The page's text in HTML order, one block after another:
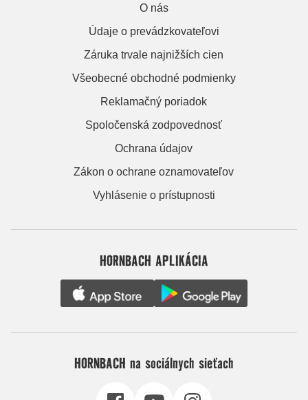
O nás
Údaje o prevádzkovateľovi
Záruka trvale najnižších cien
Všeobecné obchodné podmienky
Reklamačný poriadok
Spoločenská zodpovednosť
Ochrana údajov
Zákon o ochrane oznamovateľov
Vyhlásenie o prístupnosti
HORNBACH APLIKÁCIA
HORNBACH na sociálnych sieťach